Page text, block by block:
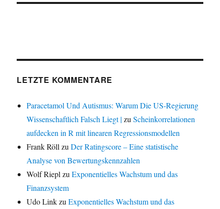
LETZTE KOMMENTARE
Paracetamol Und Autismus: Warum Die US-Regierung
Wissenschaftlich Falsch Liegt |zuScheinkorrelationen
aufdecken in R mit linearen Regressionsmodellen
Frank Röll zuDer Ratingscore – Eine statistische
Analyse von Bewertungskennzahlen
Wolf Riepl zuExponentielles Wachstum und das
Finanzsystem
Udo LinkzuExponentielles Wachstum und das